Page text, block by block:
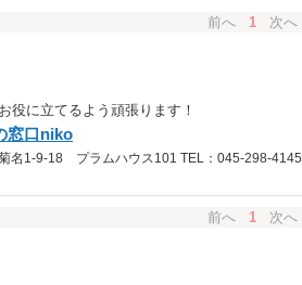
前へ 1 次へ
役に立てるよう頑張ります！
窓口niko
名1-9-18 プラムハウス101 TEL：045-298-4145
前へ 1 次へ